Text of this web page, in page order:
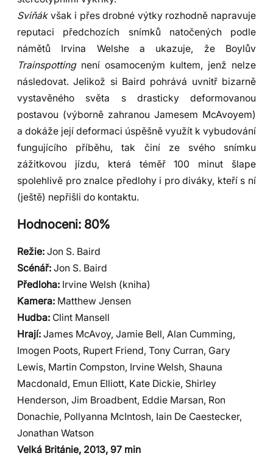
Sviňákvšak i přes drobné výtky rozhodně napravuje
reputaci předchozích snímků natočených podle
námětů Irvina Welshe a ukazuje, že Boylův
Trainspottingnení osamoceným kultem, jenž nelze
následovat. Jelikož si Baird pohrává uvnitř bizarně
vystavěného světa s drasticky deformovanou
postavou (výborně zahranou Jamesem McAvoyem)
a dokáže její deformaci úspěšně využít k vybudování
fungujícího příběhu, tak činí ze svého snímku
zážitkovou jízdu, která téměř 100 minut šlape
spolehlivě pro znalce předlohy i pro diváky, kteří s ní
(ještě) nepřišli do kontaktu.
Hodnoceni: 80%
Režie: Jon S. Baird
Scénář: Jon S. Baird
Předloha: Irvine Welsh (kniha)
Kamera: Matthew Jensen
Hudba: Clint Mansell
Hrají: James McAvoy, Jamie Bell, Alan Cumming,
Imogen Poots, Rupert Friend, Tony Curran, Gary
Lewis, Martin Compston, Irvine Welsh, Shauna
Macdonald, Emun Elliott, Kate Dickie, Shirley
Henderson, Jim Broadbent, Eddie Marsan, Ron
Donachie, Pollyanna McIntosh, Iain De Caestecker,
Jonathan Watson
Velká Británie, 2013, 97 min